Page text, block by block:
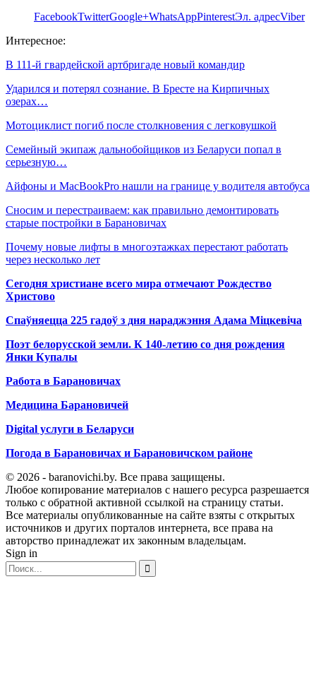
FacebookTwitterGoogle+WhatsAppPinterestЭл. адресViber
Интересное:
В 111-й гвардейской артбригаде новый командир
Ударился и потерял сознание. В Бресте на Кирпичных
озерах…
Мотоциклист погиб после столкновения с легковушкой
Семейный экипаж дальнобойщиков из Беларуси попал в
серьезную…
Айфоны и MacBookPro нашли на границе у водителя автобуса
Сносим и перестраиваем: как правильно демонтировать
старые постройки в Барановичах
Почему новые лифты в многоэтажках перестают работать
через несколько лет
Сегодня христиане всего мира отмечают Рождество
Христово
Спаўняецца 225 гадоў з дня нараджэння Адама Міцкевіча
Поэт белорусской земли. К 140-летию со дня рождения
Янки Купалы
Работа в Барановичах
Медицина Барановичей
Digital услуги в Беларуси
Погода в Барановичах и Барановичском районе
© 2026 - baranovichi.by. Все права защищены.
Любое копирование материалов с нашего ресурса разрешается
только с обратной активной ссылкой на страницу статьи.
Все материалы опубликованные на сайте взяты с открытых
источников и других порталов интернета, все права на
авторство принадлежат их законным владельцам.
Sign in